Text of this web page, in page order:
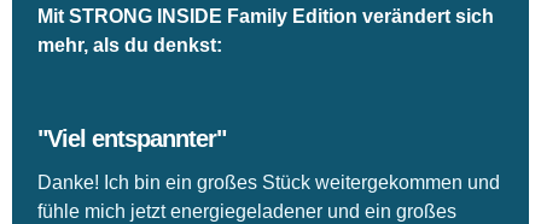
Mit STRONG INSIDE Family Edition verändert sich
mehr, als du denkst:
"Viel entspannter"
Danke! Ich bin ein großes Stück weitergekommen und
fühle mich jetzt energiegeladener und ein großes